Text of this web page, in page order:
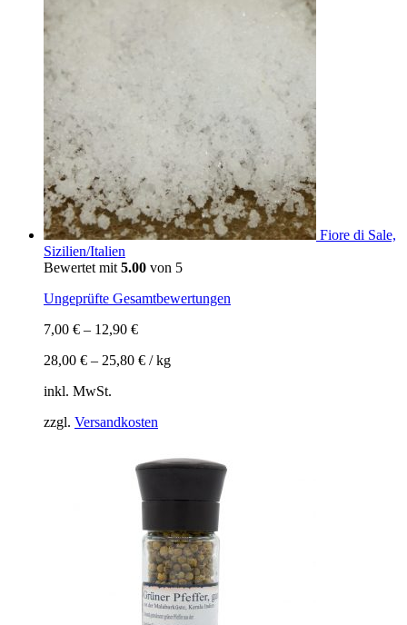
Fiore di Sale,
Sizilien/Italien
Bewertet mit 5.00 von 5
Ungeprüfte Gesamtbewertungen
7,00 € – 12,90 €
28,00 € – 25,80 € /kg
inkl. MwSt.
zzgl. Versandkosten